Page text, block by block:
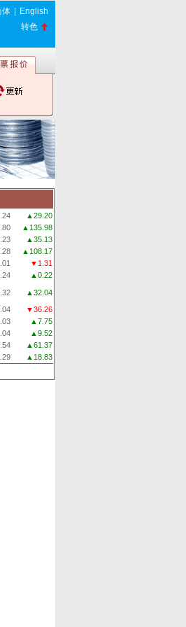
体
English
转色
▲29.20
▲135.98
▲35.13
▲108.17
▼1.31
▲0.22
▲32.04
▼36.26
▲7.75
▲9.52
▲61.37
▲18.83